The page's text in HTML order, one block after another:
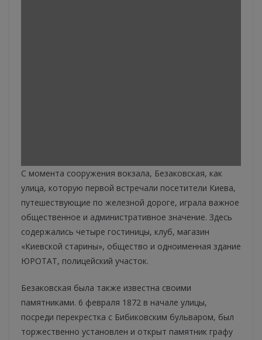
С момента сооружения вокзала, Безаковская, как
улица, которую первой встречали посетители Киева,
путешествующие по железной дороге, играла важное
общественное и административное значение. Здесь
содержались четыре гостиницы, клуб, магазин
«Киевской старины», общество и одноименная здание
ЮРОТАТ, полицейский участок.
Безаковская была также известна своими
памятниками. 6 февраля 1872 в начале улицы,
посреди перекрестка с Бибиковским бульваром, был
торжественно установлен и открыт памятник графу